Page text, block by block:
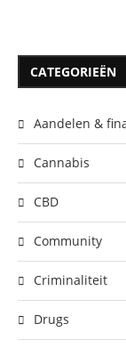
CATEGORIEËN
Aandelen &
Cannabis
CBD
Community
Criminaliteit
Drugs